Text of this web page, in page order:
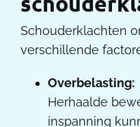
Schouderklachten
verschillende
Overbelasting:
Herhaalde
inspanning